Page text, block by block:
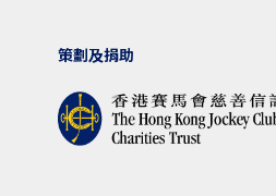
策劃及捐助